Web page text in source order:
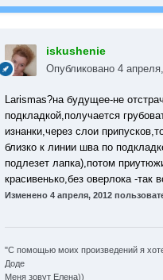
iskushenie
Опубликовано 4
Larismas?на будущее-не
подкладкой,получается
изнанки,через слои
близко к линии шва по
подлезет лапка),потом
красивенько,без оверлока -так
Изменено 4 апреля, 2012
"С помощью моих произведений я
Доде
Меня зовут Елена))